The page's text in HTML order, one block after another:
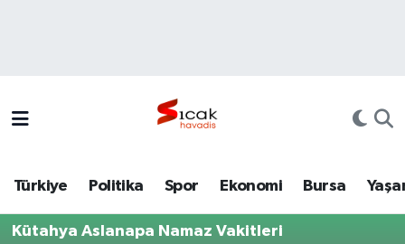
Türkiye Politika Spor Ekonomi Bursa
Kütahya Aslanapa Namaz Vakitleri